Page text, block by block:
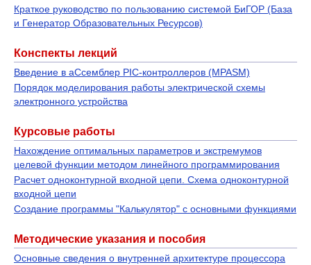
Краткое руководство по пользованию системой БиГОР (База
и Генератор Образовательных Ресурсов)
Конспекты лекций
Введение в аСсемблер PIC-контроллеров (MPASM)
Порядок моделирования работы электрической схемы
электронного устройства
Курсовые работы
Нахождение оптимальных параметров и экстремумов
целевой функции методом линейного программирования
Расчет одноконтурной входной цепи. Схема одноконтурной
входной цепи
Создание программы "Калькулятор" с основными функциями
Методические указания и пособия
Основные сведения о внутренней архитектуре процессора